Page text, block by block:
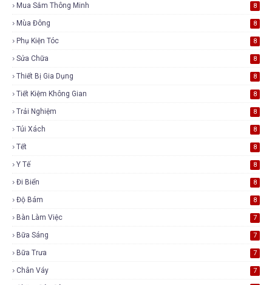
Mua Sắm Thông Minh 8
Mùa Đông 8
Phụ Kiện Tóc 8
Sửa Chữa 8
Thiết Bị Gia Dụng 8
Tiết Kiệm Không Gian 8
Trải Nghiệm 8
Túi Xách 8
Tết 8
Y Tế 8
Đi Biển 8
Độ Bám 8
Bàn Làm Việc 7
Bữa Sáng 7
Bữa Trưa 7
Chân Váy 7